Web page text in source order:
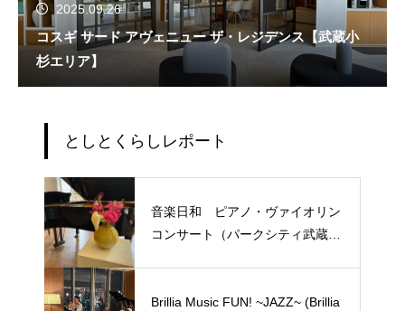
2025.09.26
コスギ サード アヴェニュー ザ・レジデンス【武蔵小
杉エリア】
としとくらしレポート
音楽日和 ピアノ・ヴァイオリン
コンサート（パークシティ武蔵小
Brillia Music FUN! ~JAZZ~ (Brillia